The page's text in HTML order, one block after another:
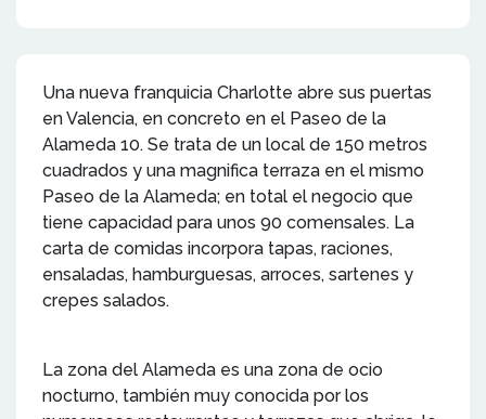
Una nueva franquicia Charlotte abre sus puertas
en Valencia, en concreto en el Paseo de la
Alameda 10. Se trata de un local de 150 metros
cuadrados y una magnifica terraza en el mismo
Paseo de la Alameda; en total el negocio que
tiene capacidad para unos 90 comensales. La
carta de comidas incorpora tapas, raciones,
ensaladas, hamburguesas, arroces, sartenes y
crepes salados.
La zona del Alameda es una zona de ocio
nocturno, también muy conocida por los